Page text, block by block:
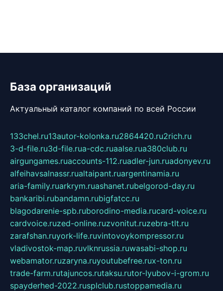
База организаций
Актуальный каталог компаний по всей России
133chel.ru13autor-kolonka.ru2864420.ru2rich.ru
3-d-file.ru3d-file.rua-cdc.ruaalse.rua380club.ru
airgungames.ruaccounts-112.ruadler-jun.ruadonyev.ru
alfeihavsalnassr.rualtaipant.ruargentinamia.ru
aria-family.ruarkrym.ruashanet.rubelgorod-day.ru
bankaribi.rubandamn.rubigfatcc.ru
blagodarenie-spb.ruborodino-media.rucard-voice.ru
cardvoice.ruzed-online.ruzvonitut.ruzebra-tlt.ru
zarafshan.ruyork-life.ruvintovoykompressor.ru
vladivostok-map.ruvlknrussia.ruwasabi-shop.ru
webamator.ruzaryna.ruyoutubefree.rux-ton.ru
trade-farm.rutajuncos.rutaksu.rutor-lyubov-i-grom.ru
spayderhed-2022.rusplclub.rustoppamedia.ru